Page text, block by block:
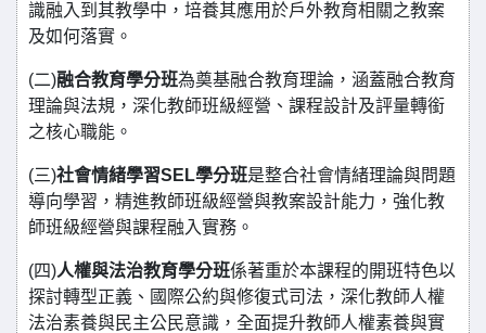
識融入到其教學中，培養其應用於戶外教育相關之教案
及如何落實。
(二)融合教育學分班為奠基融合教育理論，涵蓋融合教育
理論與法規，深化教師班級經營、課程設計及評量轉銜
之核心職能。
(三)社會情緒學習SEL學分班是整合社會情緒理論與問題
導向學習，精進教師班級經營與教案設計能力，強化教
師班級經營與課程融入實務。
(四)人權與法治教育學分班係著重於本課程的開班特色以
探討轉型正義、國際公約與修復式司法，深化教師人權
法治素養與民主公民意識，全面提升教師人權素養與實